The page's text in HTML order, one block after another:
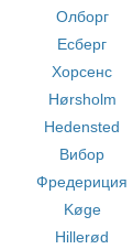
Олборг
Есберг
Хорсенс
Hørsholm
Hedensted
Вибор
Фредериция
Køge
Hillerød